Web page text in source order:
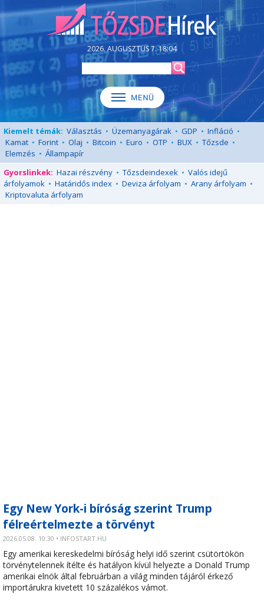
2026. AUGUSZTUS 7. 18:04
Kiemelt témák: Választás • Üzemanyagárak • GDP • Infláció •
Kamat • Forint • Olaj • Bitcoin • Euro • OTP • BUX • Tőzsde •
Elemzés • Állampapír
Gyorslinkek: Hazai részvény • Tőzsdeindexek • Valós idejű
árfolyamok • Határidős index • Deviza árfolyam • Arany árfolyam •
Kriptovaluta árfolyam
Egy New York-i bíróság szerint Trump
félreértelmezte a törvényt
2026.05.08. 10:30 • INFOSTART.HU
Egy amerikai kereskedelmi bíróság helyi idő szerint csütörtökön
törvénytelennek ítélte és hatályon kívül helyezte a Donald Trump
amerikai elnök által februárban a világ minden tájáról érkező
importárukra kivetett 10 százalékos vámot.